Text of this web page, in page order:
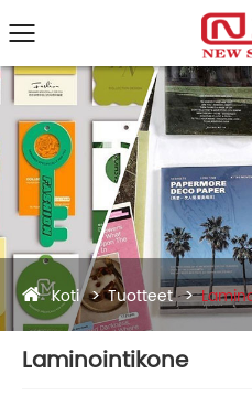
Koti Tuotteet
Laminointikone